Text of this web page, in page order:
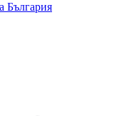
България